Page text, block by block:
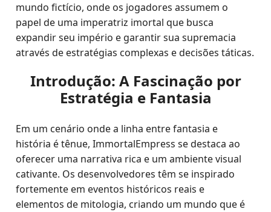
mundo fictício, onde os jogadores assumem o
papel de uma imperatriz imortal que busca
expandir seu império e garantir sua supremacia
através de estratégias complexas e decisões táticas.
Introdução: A Fascinação por
Estratégia e Fantasia
Em um cenário onde a linha entre fantasia e
história é tênue, ImmortalEmpress se destaca ao
oferecer uma narrativa rica e um ambiente visual
cativante. Os desenvolvedores têm se inspirado
fortemente em eventos históricos reais e
elementos de mitologia, criando um mundo que é